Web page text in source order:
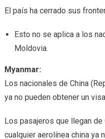
El país ha cerrado sus
Esto no se aplica a los
Moldovia.
Myanmar:
Los nacionales de China
ya no pueden obtener un
Los pasajeros que llegan de
cualquier aerolínea china ya